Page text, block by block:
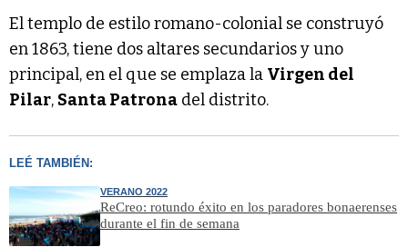
El templo de estilo romano-colonial se construyó
en 1863, tiene dos altares secundarios y uno
principal, en el que se emplaza la Virgen del
Pilar, Santa Patrona del distrito.
LEÉ TAMBIÉN:
VERANO 2022
ReCreo: rotundo éxito en los paradores bonaerenses
durante el fin de semana